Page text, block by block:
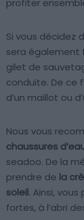
profiter
Si vous décidez
sera également
gilet de
conduite. De ce
d’un maillot ou
Nous vous
chaussures
seadoo. De la
prendre de la
soleil. Ainsi,
fortes, à l’abri